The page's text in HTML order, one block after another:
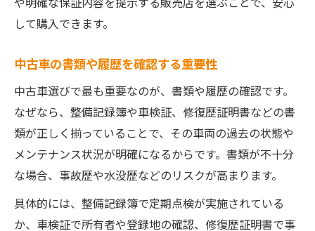
して購入できます。
中古車の書類や履歴を確認する重要性
中古車選びで最も重要なのが、書類や履歴の確認です。
なぜなら、整備記録簿や車検証、修復歴証明書などの書
類が正しく揃っていることで、その車両の過去の状態や
メンテナンス状況が明確になるからです。書類が不十分
な場合、事故歴や水没歴などのリスクが高まります。
具体的には、整備記録簿で定期点検が実施されている
か、車検証で所有者や登録地の確認、修復歴証明書で事